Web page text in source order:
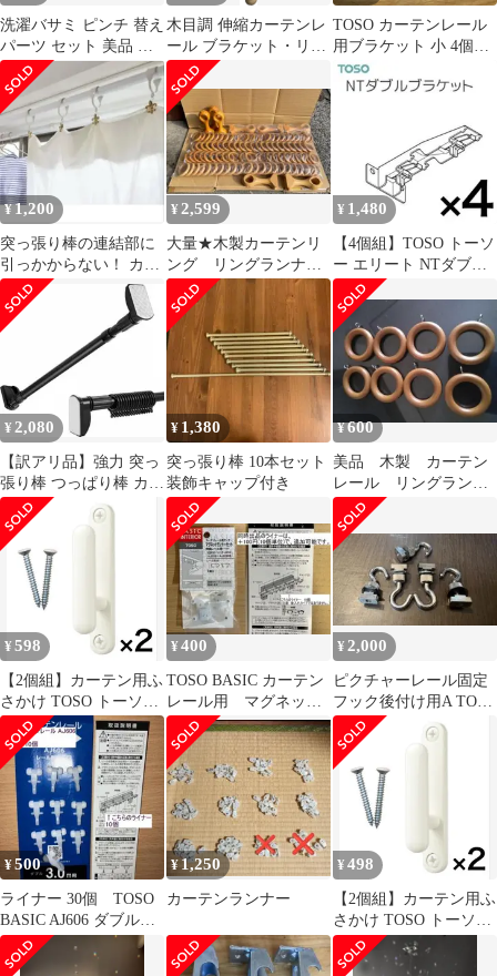
洗濯バサミ ピンチ 替え
パーツ セット 美品 カ
ーテン 収納 パーツ
木目調 伸縮カーテンレ
ール ブラケット・リン
グ付き 未使用品
TOSO カーテンレール
用ブラケット 小 4個セ
ット ホワイト ダブル
ブラケット
¥1,200
突っ張り棒の連結部に
引っかからない！ カー
テンリング
¥ 2,599
大量★木製カーテンリ
ング リングランナ
ー 支持金具セット
¥ 1,480
【4個組】TOSO トーソ
ー エリート NTダブル
ブラケット カーテンレ
ール金具
¥ 2,080
【訳アリ品】強力 突っ
張り棒 つっぱり棒 カー
テンレール カーテン
3m以上
¥ 1,380
突っ張り棒 10本セット
装飾キャップ付き
¥600
美品 木製 カーテン
レール リングランナ
ー ミディアムオー
ク 8個
¥ 598
【2個組】カーテン用ふ
さかけ TOSO トーソー
ラパン ホワイト
¥400
TOSO BASIC カーテン
レール用 マグネット
ライナー
¥ 2,000
ピクチャーレール固定
フック後付け用A TOSO
同等品SUS製×5個
¥500
ライナー 30個 TOSO
BASIC AJ606 ダブル伸
縮 ライナー 30個
¥1,250
カーテンランナー
¥ 498
【2個組】カーテン用ふ
さかけ TOSO トーソー
ラパン ホワイト